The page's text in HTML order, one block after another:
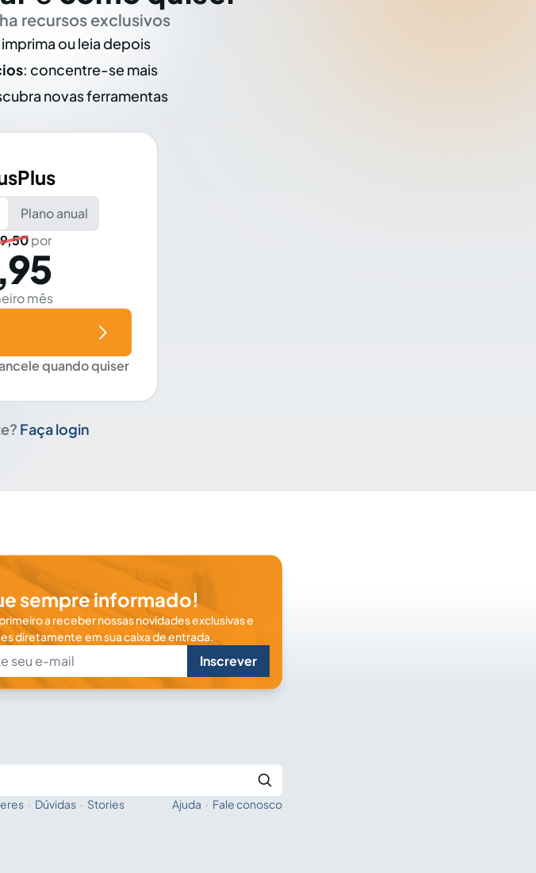
recursos exclusivos
ou leia depois
: concentre-se mais
novas ferramentas
Plano anual
por
mês
quando quiser
Faça login
sempre informado!
a receber nossas novidades exclusivas e
diretamente em sua caixa de entrada.
Inscrever
· Dúvidas · Stories Ajuda · Fale conosco